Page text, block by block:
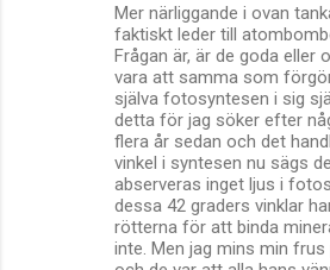
Mer närliggande i ovan
faktiskt leder till
Frågan är, är de goda eller
vara att samma som
själva fotosyntesen i sig
detta för jag söker efter
flera år sedan och det
vinkel i syntesen nu sägs
abserveras inget ljus i
dessa 42 graders vinklar
rötterna för att binda
inte. Men jag mins min